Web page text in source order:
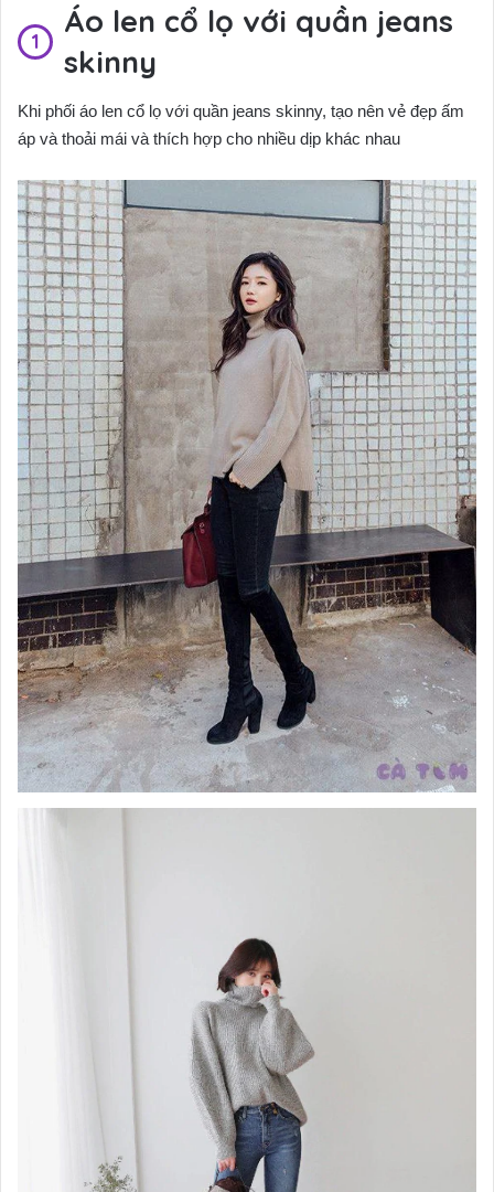
Áo len cổ lọ với quần jeans
skinny
Khi phối áo len cổ lọ với quần jeans skinny, tạo nên vẻ đẹp ấm
áp và thoải mái và thích hợp cho nhiều dịp khác nhau